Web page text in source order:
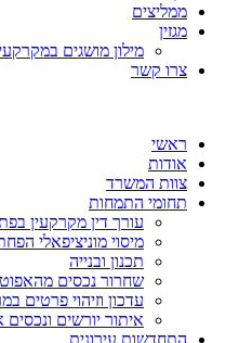
ממליצים
מגזין
מילון מושגים
צרו קשר
ראשי
אודות
צוות המשרד
תחומי התמחות
עורך דין מקרקעין
מיסוי מוניציפאלי
תכנון ובנייה
שחרור נכסים
עדכון וזיהוי פרטים
איתור יורשים ונכסים
התחדשות עירונית